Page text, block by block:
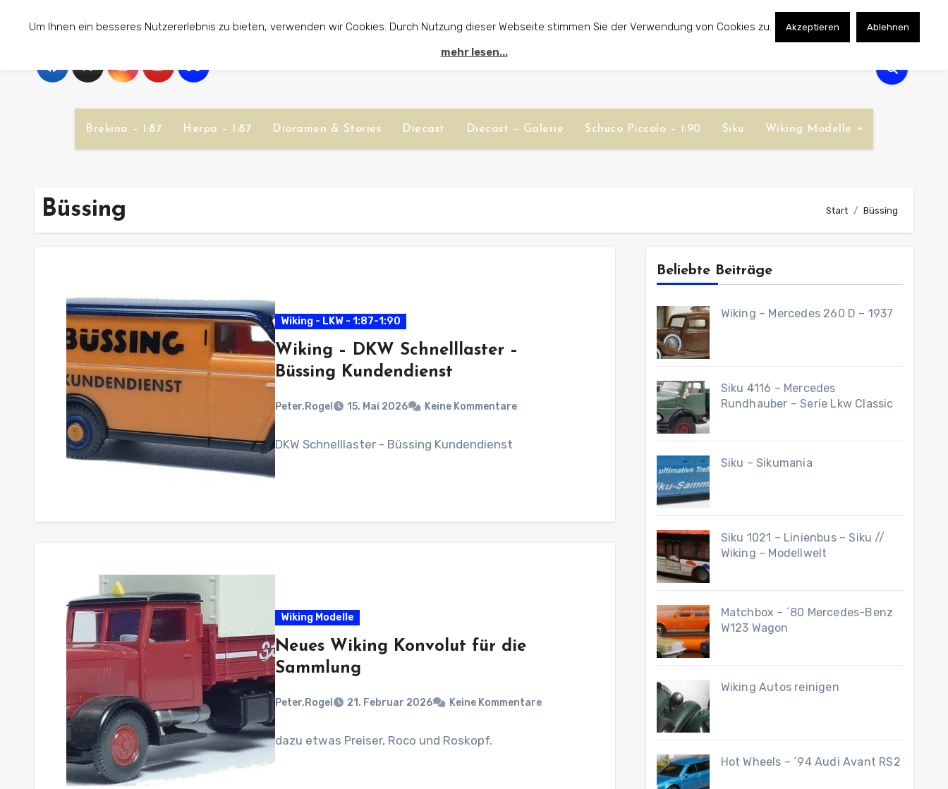
Inhalt
Brekina – 1:87 Herpa – 1:87 Dioramen & Stories Diecast Diecast – Galerie Schuco Piccolo – 1:90 Siku Wiking Modelle
Büssing Start Büssing
Wiking - LKW - 1:87-1:90
Wiking – DKW Schnelllaster –
Büssing Kundendienst
Peter.Rogel 15. Mai 2026 Keine Kommentare
DKW Schnelllaster - Büssing Kundendienst
Wiking Modelle
Neues Wiking Konvolut für die
Sammlung
Peter.Rogel 21. Februar 2026 Keine Kommentare
dazu etwas Preiser, Roco und Roskopf.
Beliebte Beiträge
Wiking – Mercedes 260 D – 1937
Siku 4116 – Mercedes
Rundhauber – Serie Lkw Classic
Siku – Sikumania
Siku 1021 – Linienbus – Siku //
Wiking – Modellwelt
Matchbox – ´80 Mercedes-Benz
W123 Wagon
Wiking Autos reinigen
Hot Wheels – ´94 Audi Avant RS2
Um Ihnen ein besseres Nutzererlebnis zu bieten, verwenden wir Cookies. Durch Nutzung dieser Webseite stimmen Sie der Verwendung von Cookies zu. Akzeptieren Ablehnen
mehr lesen...